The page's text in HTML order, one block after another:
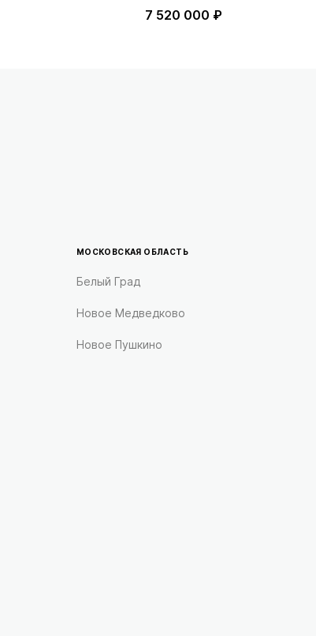
7 520 000 ₽
МОСКОВСКАЯ ОБЛАСТЬ
Белый Град
Новое Медведково
Новое Пушкино